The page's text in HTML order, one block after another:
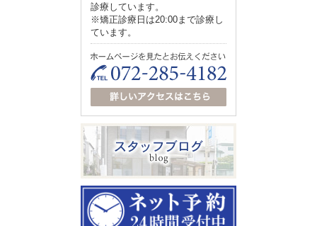
診療しています。
※矯正診療日は20:00まで診療し
ています。